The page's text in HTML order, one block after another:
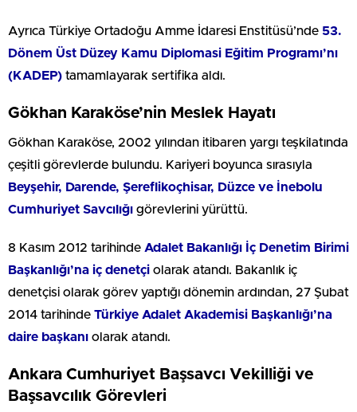
Ayrıca Türkiye Ortadoğu Amme İdaresi Enstitüsü’nde 53.
Dönem Üst Düzey Kamu Diplomasi Eğitim Programı’nı
(KADEP) tamamlayarak sertifika aldı.
Gökhan Karaköse’nin Meslek Hayatı
Gökhan Karaköse, 2002 yılından itibaren yargı teşkilatında
çeşitli görevlerde bulundu. Kariyeri boyunca sırasıyla
Beyşehir, Darende, Şereflikoçhisar, Düzce ve İnebolu
Cumhuriyet Savcılığı görevlerini yürüttü.
8 Kasım 2012 tarihinde Adalet Bakanlığı İç Denetim Birimi
Başkanlığı’na iç denetçi olarak atandı. Bakanlık iç
denetçisi olarak görev yaptığı dönemin ardından, 27 Şubat
2014 tarihinde Türkiye Adalet Akademisi Başkanlığı’na
daire başkanı olarak atandı.
Ankara Cumhuriyet Başsavcı Vekilliği ve
Başsavcılık Görevleri